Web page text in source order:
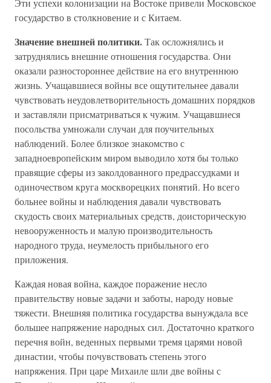
Эти успехи колонизации на Востоке привели Московское
государство в столкновение и с Китаем.
Значение внешней политики.Так осложнялись и
затруднялись внешние отношения государства. Они
оказали разностороннее действие на его внутреннюю
жизнь. Учащавшиеся войны все ощутительнее давали
чувствовать неудовлетворительность домашних порядков
и заставляли присматриваться к чужим. Учащавшиеся
посольства умножали случаи для поучительных
наблюдений. Более близкое знакомство с
западноевропейским миром выводило хотя бы только
правящие сферы из заколдованного предрассудками и
одиночеством круга москворецких понятий. Но всего
больнее войны и наблюдения давали чувствовать
скудость своих материальных средств, доисторическую
невооруженность и малую производительность
народного труда, неумелость прибыльного его
приложения.
Каждая новая война, каждое поражение несло
правительству новые задачи и заботы, народу новые
тяжести. Внешняя политика государства вынуждала все
большее напряжение народных сил. Достаточно краткого
перечня войн, веденных первыми тремя царями новой
династии, чтобы почувствовать степень этого
напряжения. При царе Михаиле шли две войны с